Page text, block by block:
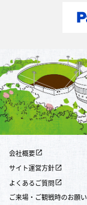
会社概要
サイト運営方針
よくあるご質問
ご来場・ご観戦時のお願い